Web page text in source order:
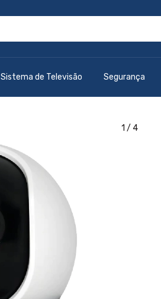
Sistema de Televisão Segurança
1 / 4